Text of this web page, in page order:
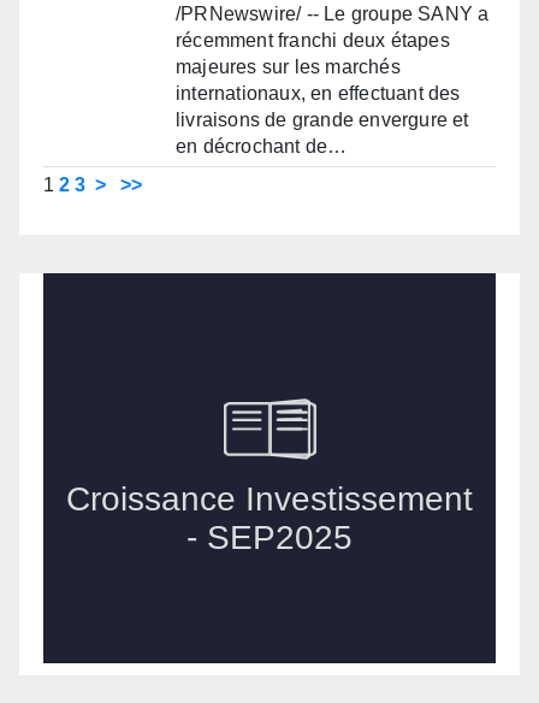
/PRNewswire/ -- Le groupe SANY a
récemment franchi deux étapes
majeures sur les marchés
internationaux, en effectuant des
livraisons de grande envergure et
en décrochant de…
1 2 3 > >>